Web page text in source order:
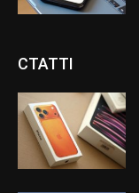
СТАТТІ